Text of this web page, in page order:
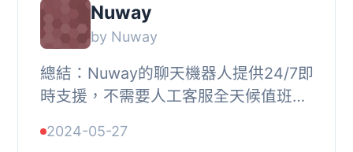
Nuway
by Nuway
總結：Nuway的聊天機器人提供24/7即
時支援，不需要人工客服全天候值班，
問題與答案：, 1. Nuway的聊天機器人
2024-05-27